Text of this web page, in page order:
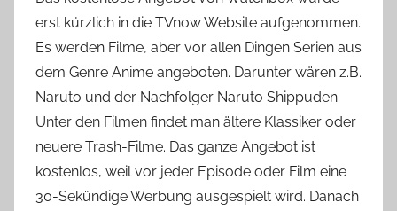
erst kürzlich in die TVnow Website aufgenommen.
Es werden Filme, aber vor allen Dingen Serien aus
dem Genre Anime angeboten. Darunter wären z.B.
Naruto und der Nachfolger Naruto Shippuden.
Unter den Filmen findet man ältere Klassiker oder
neuere Trash-Filme. Das ganze Angebot ist
kostenlos, weil vor jeder Episode oder Film eine
30-Sekündige Werbung ausgespielt wird. Danach